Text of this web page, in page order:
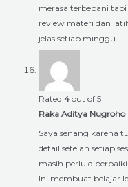
merasa terbebani
review materi dan
jelas setiap minggu.
Rated 4 out of 5
Raka Aditya Nugroho
Saya senang karena
detail setelah setiap
masih perlu
Ini membuat belajar